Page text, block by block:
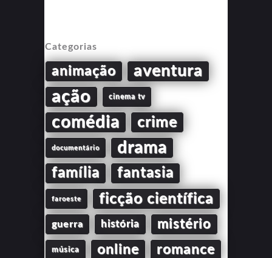
Categorias
animação aventura
ação cinema tv
comédia crime
documentário drama
família fantasia
faroeste ficção científica
guerra história mistério
música online romance